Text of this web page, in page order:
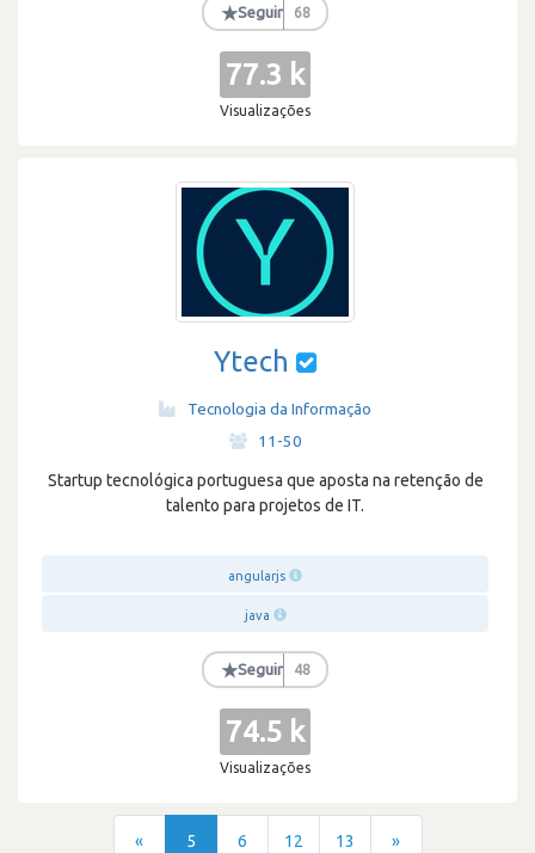
★Seguir 68
77.3 k
Visualizações
Ytech
Tecnologia da Informação
11-50
Startup tecnológica portuguesa que aposta na retenção de
talento para projetos de IT.
angularjs
java
★Seguir 48
74.5 k
Visualizações
« 5 6 12 13 »